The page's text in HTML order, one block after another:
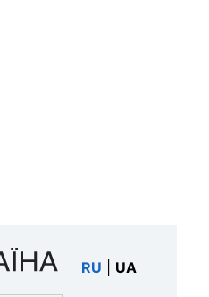
RU UA